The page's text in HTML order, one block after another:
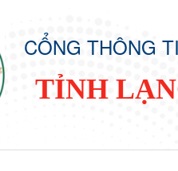
CỔNG THÔNG
TỈNH